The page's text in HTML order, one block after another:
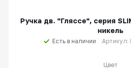
Ручка дв. "Гляссе", серия
никель
Есть в наличии Артикул:
Цвет